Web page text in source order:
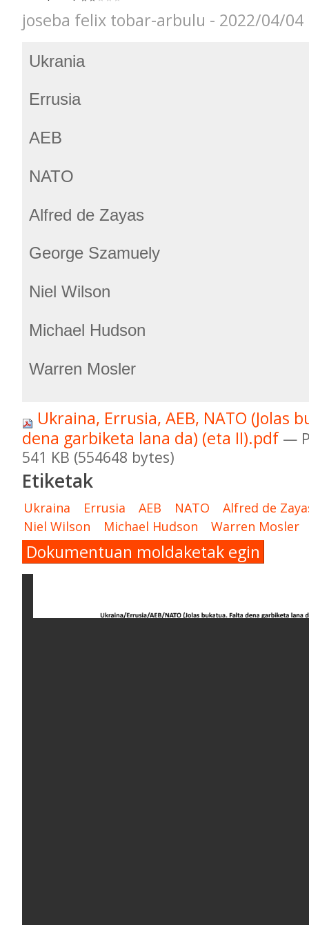
joseba felix tobar-arbulu - 2022/04/04
Ukrania
Errusia
AEB
NATO
Alfred de Zayas
George Szamuely
Niel Wilson
Michael Hudson
Warren Mosler
Ukraina, Errusia, AEB, NATO (Jolas
dena garbiketa lana da) (eta II).pdf —
541 KB (554648 bytes)
Etiketak
Ukraina Errusia AEB NATO
Alfred de
Niel Wilson
Michael Hudson Warren Mosler
Dokumentuan moldaketak egin